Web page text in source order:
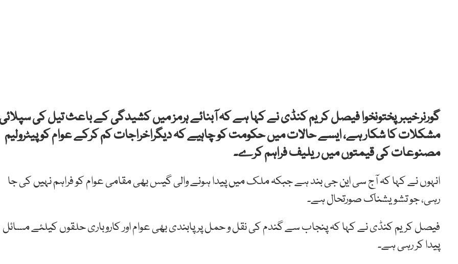
گورنرخیبرپختونخوا فیصل کریم کنڈی نے کہا ہے کہ آبنائے ہرمز میں کشیدگی کے باعث تیل کی
مشکلات کا شکار ہے، ایسے حالات میں حکومت کو چاہیے کہ دیگراخراجات کم کرکے عوام کو پیٹرولیم
مصنوعات کی قیمتوں میں ریلیف فراہم کرے۔
انہوں نے کہا کہ آج سی این جی بند ہے جبکہ ملک میں پیدا ہونے والی گیس بھی مقامی عوام کو فراہم نہیں کی جا
رہی، جو تشویشناک صورتحال ہے۔
فیصل کریم کنڈی نے کہا کہ پنجاب سے گندم کی نقل و حمل پر پابندی بھی عوام اور کاروباری حلقوں کیلئے مسائل
پیدا کر رہی ہے۔